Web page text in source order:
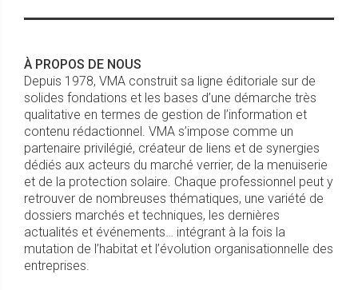
À PROPOS DE NOUS
Depuis 1978, VMA construit sa ligne éditoriale sur de
solides fondations et les bases d’une démarche très
qualitative en termes de gestion de l’information et
contenu rédactionnel. VMA s’impose comme un
partenaire privilégié, créateur de liens et de synergies
dédiés aux acteurs du marché verrier, de la menuiserie
et de la protection solaire. Chaque professionnel peut y
retrouver de nombreuses thématiques, une variété de
dossiers marchés et techniques, les dernières
actualités et événements… intégrant à la fois la
mutation de l’habitat et l’évolution organisationnelle des
entreprises.